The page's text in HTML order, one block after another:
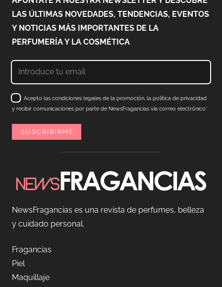
LAS ÚLTIMAS NOVEDADES, TENDENCIAS, EVENTOS
Y NOTICIAS MÁS IMPORTANTES DE LA
PERFUMERÍA Y LA COSMÉTICA
Acepto las condiciones legales de la promoción, la política de privacidad
y recibir comunicaciones por parte de NewsFragancias vía correo electrónico*
NewsFragancias es una revista de perfumes, belleza
y cuidado personal.
Fragancias
Piel
Maquillaje